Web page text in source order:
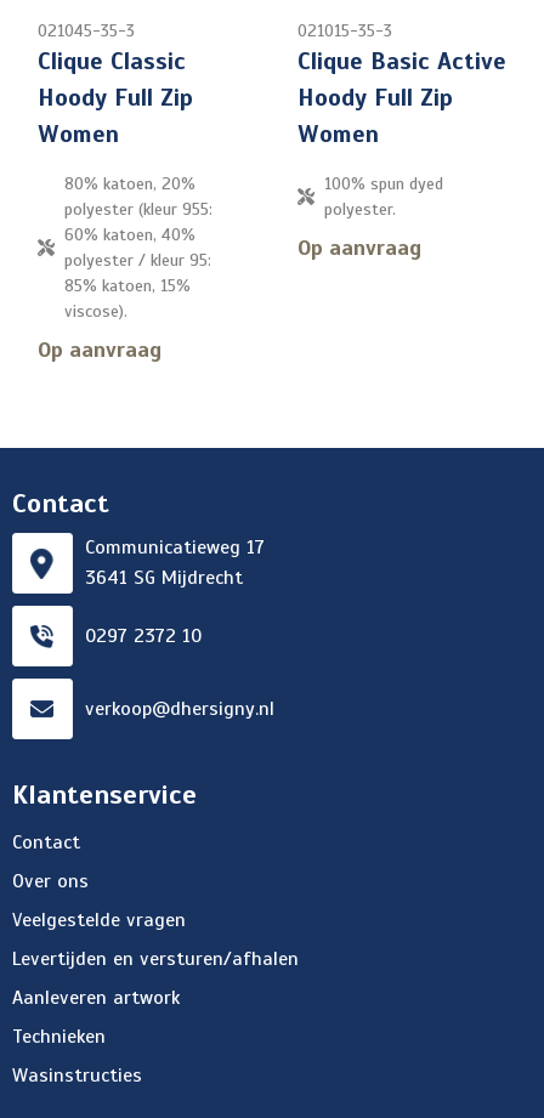
021045-35-3
Clique Classic
Hoody Full Zip
Women
80% katoen, 20%
polyester (kleur 955:
60% katoen, 40%
polyester / kleur 95:
85% katoen, 15%
viscose).
Op aanvraag
021015-35-3
Clique Basic Active
Hoody Full Zip
Women
100% spun dyed
polyester.
Op aanvraag
Contact
Communicatieweg 17
3641 SG Mijdrecht
0297 2372 10
verkoop@dhersigny.nl
Klantenservice
Contact
Over ons
Veelgestelde vragen
Levertijden en versturen/afhalen
Aanleveren artwork
Technieken
Wasinstructies